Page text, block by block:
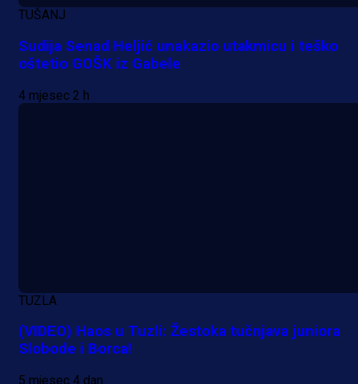
Lukić seli u Bundesligu? Dva
TUŠANJ
Sudija Senad Heljić unakazio utakmicu i teško
oštetio GOŠK iz Gabele
4 mjesec 2 h
TUZLA
(VIDEO) Haos u Tuzli: Žestoka tučnjava juniora
Slobode i Borca!
5 mjesec 4 dan